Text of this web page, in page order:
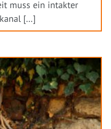
muss ein intakter
[…]